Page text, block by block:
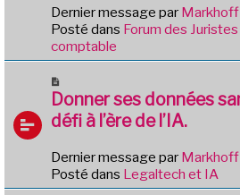
g
e
u
m
e
s
a
g
Dernier message par Markhoff
Posté dans Forum des
comptable
o
u
v
a
u
Donner ses données
défi à l’ère de l’IA.
Dernier message par Markhoff
Posté dans Legaltech et IA